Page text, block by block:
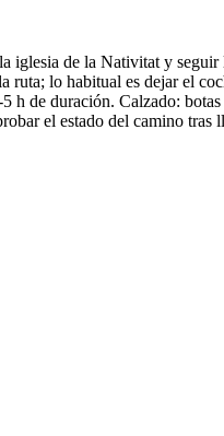
iglesia de la Nativitat y
ruta; lo habitual es dejar el
h de duración. Calzado:
el estado del camino tras